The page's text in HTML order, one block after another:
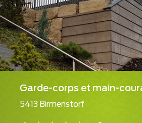
Garde-corps et main-
5413 Birmenstorf